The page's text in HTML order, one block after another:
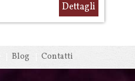
Dettagli
Blog Contatti